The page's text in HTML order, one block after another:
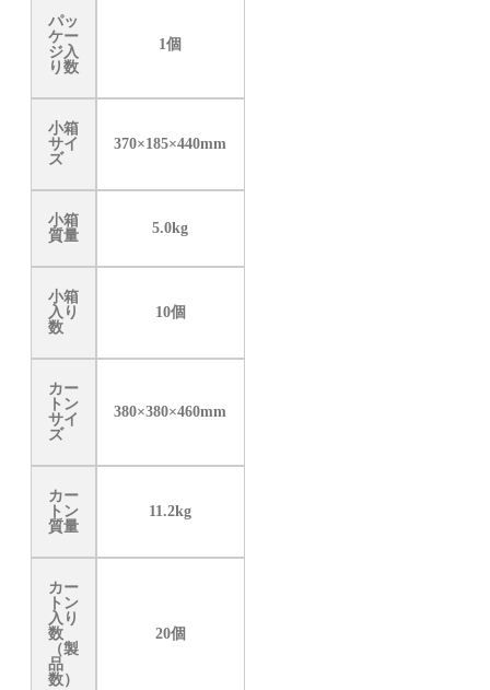
パッ
ケー
ジ入
り数
1個
小箱
サイ
ズ
370×185×440mm
小箱
質量
5.0kg
小箱
入り
数
10個
カー
トン
サイ
ズ
380×380×460mm
カー
トン
質量
11.2kg
カー
トン
入り
数
（製
品
数）
20個